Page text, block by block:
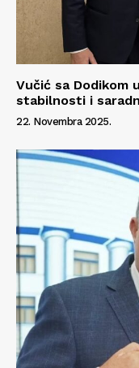
Vučić sa Dodikom
stabilnosti i
22. Novembra 2025.